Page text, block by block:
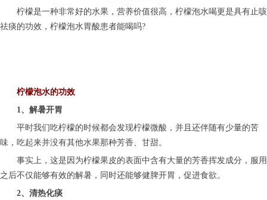
柠檬是一种非常好的水果，营养价值很高，柠檬泡水喝更是具有止咳
祛痰的功效，柠檬泡水胃酸患者能喝吗?
柠檬泡水的功效
1、解暑开胃
平时我们吃柠檬的时候都会发现柠檬微酸，并且还伴随有少量的苦
味，吃起来并没有其他水果那种芳香、甘甜。
事实上，这是因为柠檬果皮的表面中含有大量的芳香挥发成分，服用
之后不仅能够有效的解暑，同时还能够健脾开胃，促进食欲。
2、清热化痰